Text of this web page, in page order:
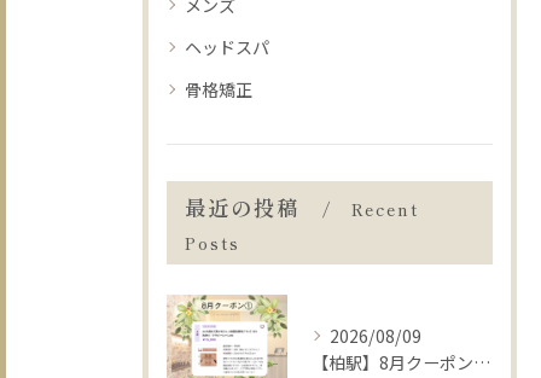
メンズ
ヘッドスパ
骨格矯正
最近の投稿
Recent
Posts
2026/08/09
【柏駅】8月クーポン1️⃣毛穴洗浄＋ララピール+水玉🫧ツヤUP◎